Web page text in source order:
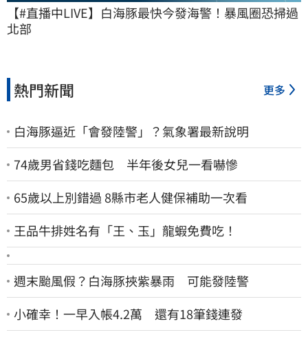
【#直播中LIVE】白海豚最快今發海警！暴風圈恐掃過
北部
熱門新聞 更多
白海豚逼近「會發陸警」？氣象署最新說明
74歲男省錢吃麵包 半年後女兒一看嚇慘
65歲以上別錯過 8縣市老人健保補助一次看
王品牛排姓名有「王、玉」龍蝦免費吃！
週末颱風假？白海豚挾紫暴雨 可能發陸警
小確幸！一早入帳4.2萬 還有18筆錢連發